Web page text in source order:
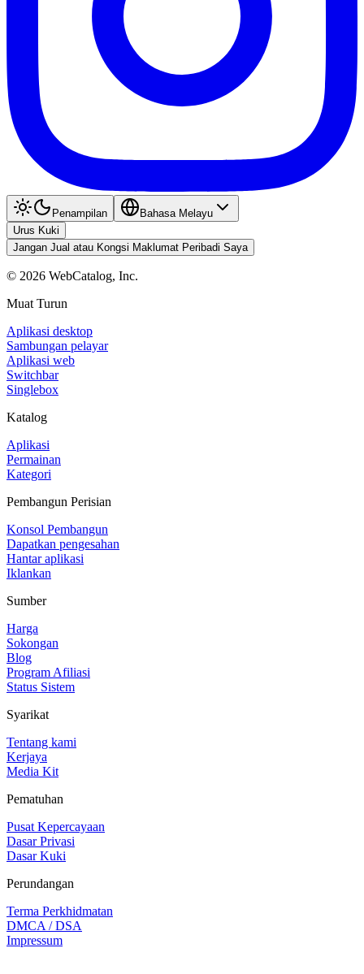
Penampilan
Bahasa Melayu
Urus Kuki
Jangan Jual atau Kongsi Maklumat Peribadi Saya
© 2026 WebCatalog, Inc.
Muat Turun
Aplikasi desktop
Sambungan pelayar
Aplikasi web
Switchbar
Singlebox
Katalog
Aplikasi
Permainan
Kategori
Pembangun Perisian
Konsol Pembangun
Dapatkan pengesahan
Hantar aplikasi
Iklankan
Sumber
Harga
Sokongan
Blog
Program Afiliasi
Status Sistem
Syarikat
Tentang kami
Kerjaya
Media Kit
Pematuhan
Pusat Kepercayaan
Dasar Privasi
Dasar Kuki
Perundangan
Terma Perkhidmatan
DMCA / DSA
Impressum